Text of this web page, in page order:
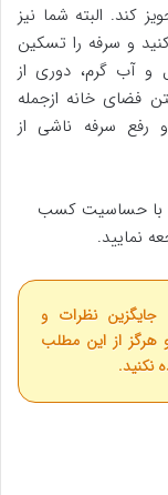
کند. البته شما نیز
و سرفه را تسکین
و آب گرم، دوری از
فضای خانه ازجمله
سرفه ناشی از
با حساسیت کسب
نمایید.
نظرات و
از این مطلب
نکنید.